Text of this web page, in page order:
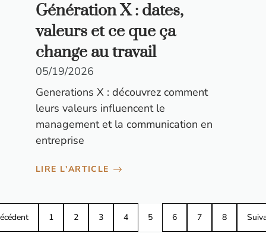
Génération X : dates,
valeurs et ce que ça
change au travail
05/19/2026
Generations X : découvrez comment
leurs valeurs influencent le
management et la communication en
entreprise
LIRE L'ARTICLE
1 2 3 4 5 6 7 8